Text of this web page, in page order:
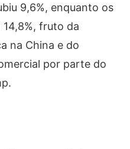
9,6%, enquanto os
fruto da
na China e do
por parte do